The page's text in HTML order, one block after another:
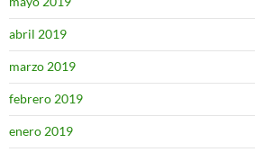
abril 2019
marzo 2019
febrero 2019
enero 2019